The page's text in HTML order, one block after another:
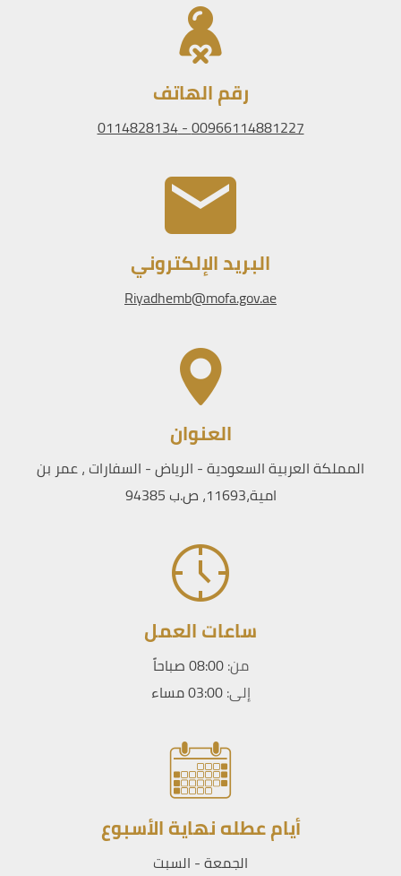
رقم الهاتف
00966114881227 - 0114828134
البريد الإلكتروني
Riyadhemb@mofa.gov.ae
العنوان
المملكة العربية السعودية - الرياض - السفارات ، عمر بن
امية،11693، ص.ب 94385
ساعات العمل
من:08:00 صباحاً
إلى:03:00 مساء
أيام عطله نهاية الأسبوع
الجمعة - السبت